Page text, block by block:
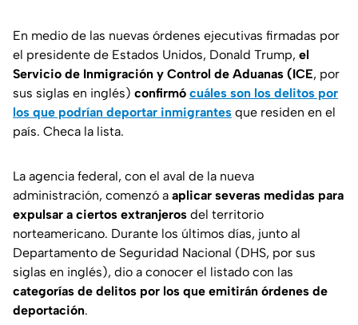
En medio de las nuevas órdenes ejecutivas firmadas por
el presidente de Estados Unidos, Donald Trump, el
Servicio de Inmigración y Control de Aduanas (ICE, por
sus siglas en inglés) confirmó cuáles son los delitos por
los que podrían deportar inmigrantes que residen en el
país. Checa la lista.
La agencia federal, con el aval de la nueva
administración, comenzó a aplicar severas medidas para
expulsar a ciertos extranjeros del territorio
norteamericano. Durante los últimos días, junto al
Departamento de Seguridad Nacional (DHS, por sus
siglas en inglés), dio a conocer el listado con las
categorías de delitos por los que emitirán órdenes de
deportación.